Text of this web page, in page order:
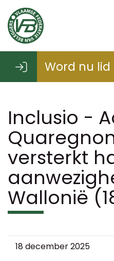
Word nu lid
Inclusio -
versterkt
Wallonië
18 december 2025